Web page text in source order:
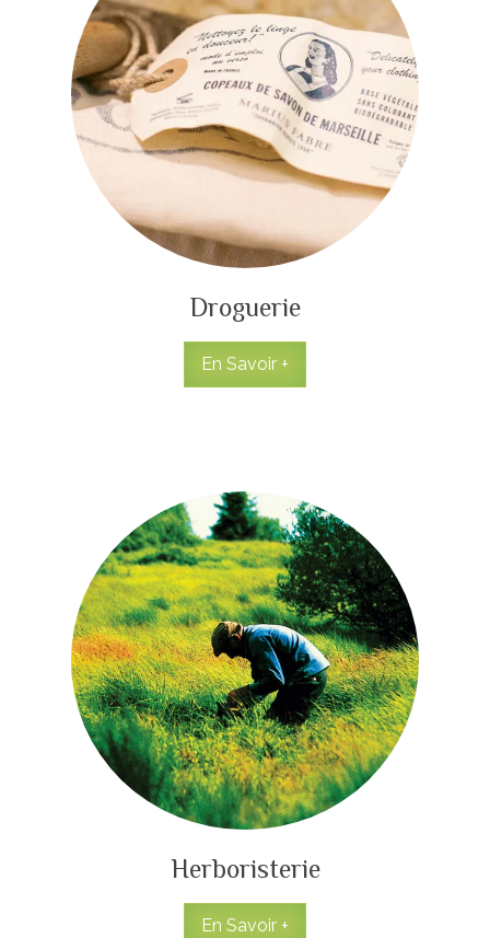
Droguerie
En Savoir +
Herboristerie
En Savoir +